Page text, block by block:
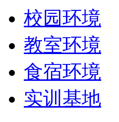
校园环境
教室环境
食宿环境
实训基地